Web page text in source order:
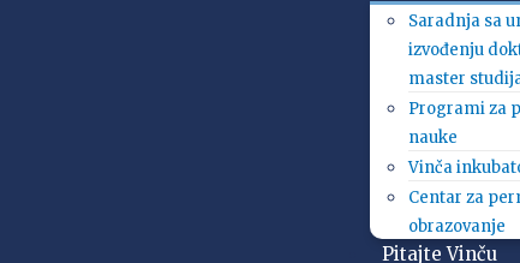
Saradnja sa
izvođenju
master
Programi za
nauke
Vinča
Centar za
obrazovanje
Pitajte Vinču